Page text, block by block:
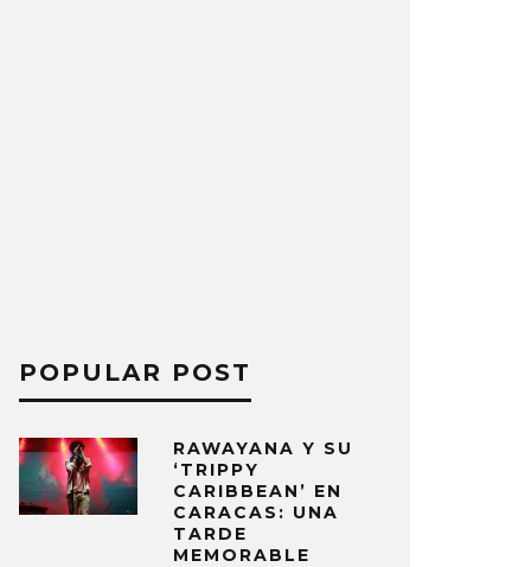
POPULAR POST
RAWAYANA Y SU
‘TRIPPY
CARIBBEAN’ EN
CARACAS: UNA
TARDE
MEMORABLE